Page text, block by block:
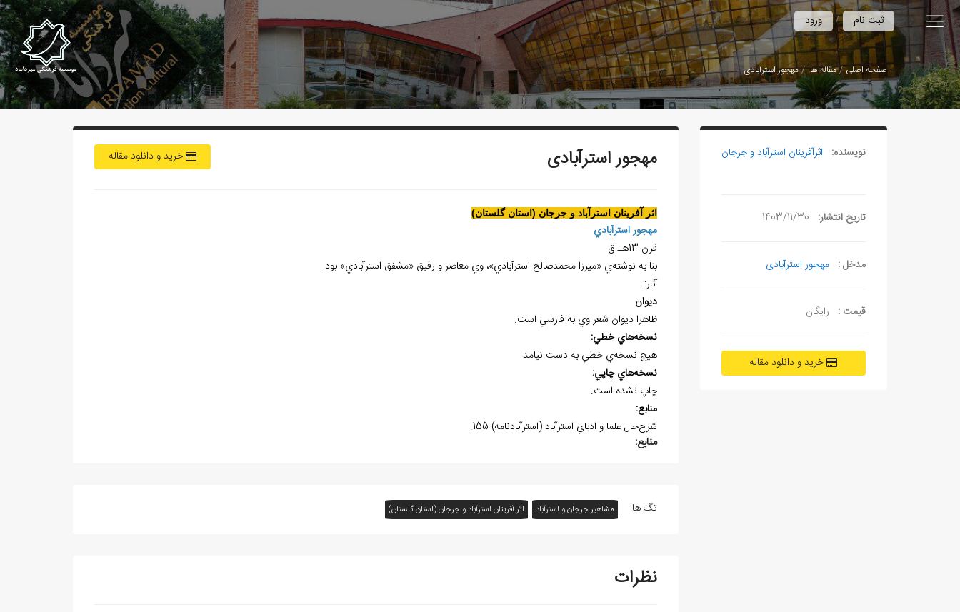
ورود / ثبت نام
صفحه اصلی مقاله ها مهجور استرآبادی
نویسنده: اثرآفرينان استرآباد و جرجان
تاریخ انتشار: 1403/11/30
مدخل : مهجور استرآبادی
قیمت : رایگان
خرید و دانلود مقاله
خرید و دانلود مقاله مهجور استرآبادی
اثر آفرينان استرآباد و جرجان (استان گلستان)
مهجور استرآبادي
قرن 13هـ.ق.
بنا به نوشته‌ي «ميرزا محمدصالح استرآبادي»، وي معاصر و رفيق «مشفق استرآبادي» بود.
آثار:
ديوان
ظاهرا ديوان شعر وي به فارسي است.
نسخههاي خطي:
هيچ نسخهي خطي به دست نيامد.
نسخههاي چاپي:
چاپ نشده است.
منابع:
شرح‌حال علما و ادباي استرآباد (استرآباد‌نامه) 155.
منابع:
تگ ها: مشاهیر جرجان و استرآباد اثر آفرينان استرآباد و جرجان (استان گلستان)
نظرات